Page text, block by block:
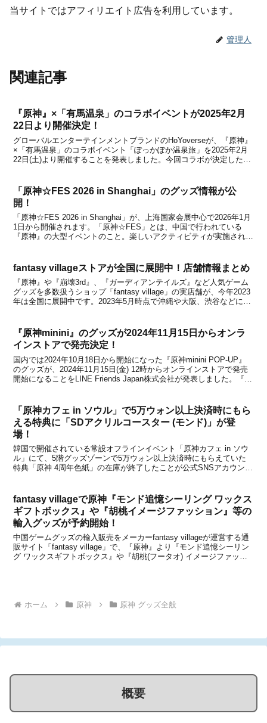
当サイトではアフィリエイト広告を利用しています。
管理人
関連記事
『原神』×「有馬温泉」のコラボイベントが2025年2月
22日より開催決定！
グローバルエンターテインメントブランドのHoYoverseが、『原神』
×「有馬温泉」のコラボイベント「ぽっかぽか温泉旅」を2025年2月
22日(土)より開催することを発表しました。今回コラボが決定したの
「原神☆FES 2026 in Shanghai」のグッズ情報が公
開！
「原神☆FES 2026 in Shanghai」が、上海国家会展中心で2026年1月
1日から開催されます。「原神☆FES」とは、中国で行われている
『原神』の大型イベントのこと。楽しいアクティビティが実施された
fantasy villageストアが全国に展開中！店舗情報まとめ
『原神』や『崩壊3rd』、『ガーディアンテイルズ』など人気ゲーム
グッズを多数扱うショップ「fantasy village」の実店舗が、今年2023
年は全国に展開中です。2023年5月時点で沖縄や大阪、渋谷などに新
『原神minini』のグッズが2024年11月15日からオンラ
インストアで発売決定！
国内では2024年10月18日から開始になった『原神minini POP-UP』
のグッズが、2024年11月15日(金) 12時からオンラインストアで発売
開始になることをLINE Friends Japan株式会社が発表しました。『原
「原神カフェ in ソウル」で5万ウォン以上決済時にもら
える特典に「SDアクリルコースター (モンド)」が登
場！
韓国で開催されている常設オフラインイベント「原神カフェ in ソウ
ル」にて、5階グッズゾーンで5万ウォン以上決済時にもらえていた
特典「原神 4周年色紙」の在庫が終了したことが公式SNSアカウント
fantasy villageで原神『モンド追憶シーリング ワックス
ギフトボックス』や『胡桃イメージファッション』等の
輸入グッズが予約開始！
中国ゲームグッズの輸入販売をメーカーfantasy villageが運営する通
販サイト「fantasy village」で、『原神』より『モンド追憶シーリン
グ ワックスギフトボックス』や『胡桃(フータオ) イメージファッシ
ホーム 原神 原神 グッズ全般
概要